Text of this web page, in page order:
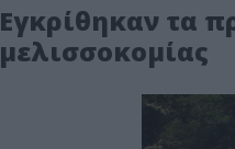
Εγκρίθηκαν τα
μελισσοκομίας